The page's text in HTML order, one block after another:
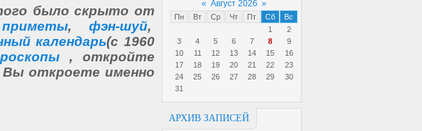
« Август 2026 »
Пн Вт Ср Чт Пт Сб
Вс
1
2
3
4 5 6 7 8
9
10
11 12 13 14 15
16
17
18 19 20 21 22
23
24
25 26 27 28 29
30
31
АРХИВ ЗАПИСЕЙ
было скрыто от
приметы,фэн-шуй,
календарь(с 1960
, откройте
Вы откроете именно